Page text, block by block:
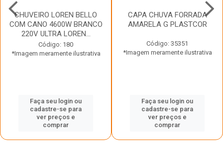
CHUVEIRO LOREN BELLO
COM CANO 4600W BRANCO
220V ULTRA LOREN...
Código: 180
*Imagem meramente ilustrativa
Faça seu login ou
cadastre-se para
ver preços e
comprar
CAPA CHUVA FORRADA
AMARELA G PLASTCOR
Código: 35351
*Imagem meramente ilustrativa
Faça seu login ou
cadastre-se para
ver preços e
comprar